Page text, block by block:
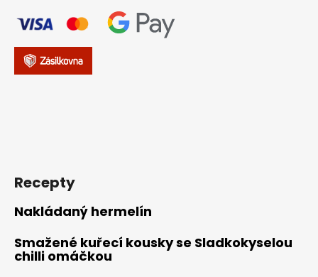
Recepty
Nakládaný hermelín
Smažené kuřecí kousky se Sladkokyselou
chilli omáčkou